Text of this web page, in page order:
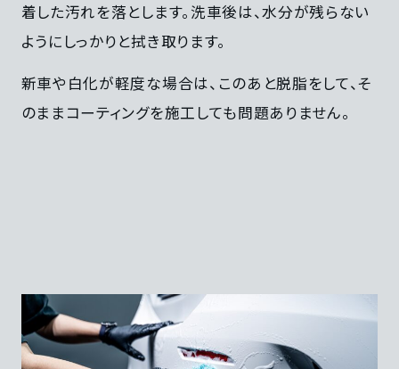
着した汚れを落とします。洗車後は、水分が残らない
ようにしっかりと拭き取ります。
新車や白化が軽度な場合は、このあと脱脂をして、そ
のままコーティングを施工しても問題ありません。